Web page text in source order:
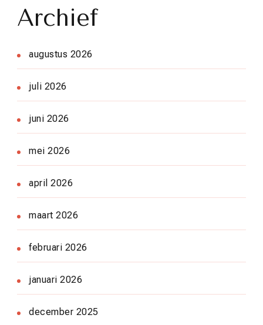
Archief
augustus 2026
juli 2026
juni 2026
mei 2026
april 2026
maart 2026
februari 2026
januari 2026
december 2025